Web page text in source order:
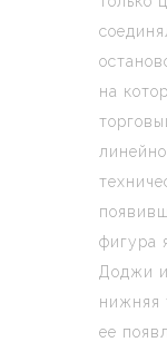
на
фигура
Доджи и
нижняя
ее